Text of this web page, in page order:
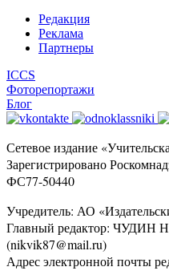
Редакция
Реклама
Партнеры
ICCS
Фоторепортажи
Блог
Сетевое издание
Зарегистрировано
ФС77-50440
Учредитель: АО
Главный редактор: ЧУДИН
(nikvik87@mail.ru)
Адрес электронной почты